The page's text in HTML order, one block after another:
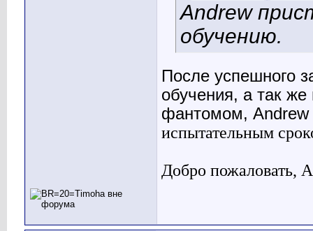
Andrew
обучению.
После успешного
обучения, а так
фантомом, Andrew
испытательным
Добро пожаловать,